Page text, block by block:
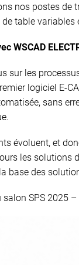
nos postes de
table
WSCAD
sur les
logiciel E-
sans
évoluent, et
les solutions
base des
salon SPS 2025